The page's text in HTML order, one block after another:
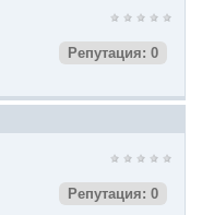
Репутация: 0
Репутация: 0